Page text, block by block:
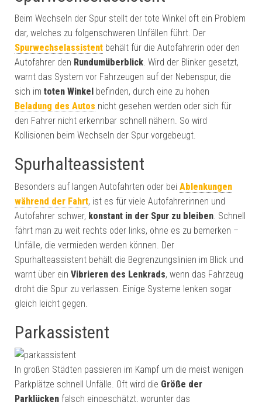
Beim Wechseln der Spur stellt der tote Winkel oft ein Problem
dar, welches zu folgenschweren Unfällen führt. Der
Spurwechselassistent behält für die Autofahrerin oder den
Autofahrer den Rundumüberblick. Wird der Blinker gesetzt,
warnt das System vor Fahrzeugen auf der Nebenspur, die
sich im toten Winkel befinden, durch eine zu hohen
Beladung des Autos nicht gesehen werden oder sich für
den Fahrer nicht erkennbar schnell nähern. So wird
Kollisionen beim Wechseln der Spur vorgebeugt.
Spurhalteassistent
Besonders auf langen Autofahrten oder bei Ablenkungen
während der Fahrt, ist es für viele Autofahrerinnen und
Autofahrer schwer, konstant in der Spur zu bleiben. Schnell
fährt man zu weit rechts oder links, ohne es zu bemerken –
Unfälle, die vermieden werden können. Der
Spurhalteassistent behält die Begrenzungslinien im Blick und
warnt über ein Vibrieren des Lenkrads, wenn das Fahrzeug
droht die Spur zu verlassen. Einige Systeme lenken sogar
gleich leicht gegen.
Parkassistent
In großen Städten passieren im Kampf um die meist wenigen
Parkplätze schnell Unfälle. Oft wird die Größe der
Parklücken falsch eingeschätzt, worunter das